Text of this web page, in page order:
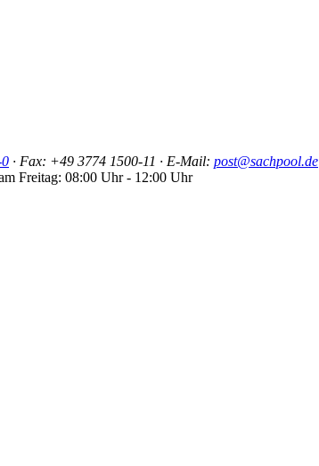
· Fax: +49 3774 1500-11 · E-Mail: post@sachpool.de
Freitag: 08:00 Uhr - 12:00 Uhr